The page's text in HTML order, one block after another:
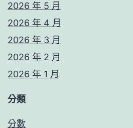
2026 年 5 月
2026 年 4 月
2026 年 3 月
2026 年 2 月
2026 年 1 月
分類
分數